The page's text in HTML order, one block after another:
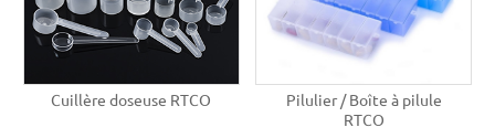
Cuillère doseuse RTCO
Pilulier / Boîte à pilule
RTCO